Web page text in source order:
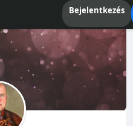
Bejelentkezés